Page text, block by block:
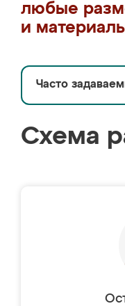
любые
и
Часто
Схема